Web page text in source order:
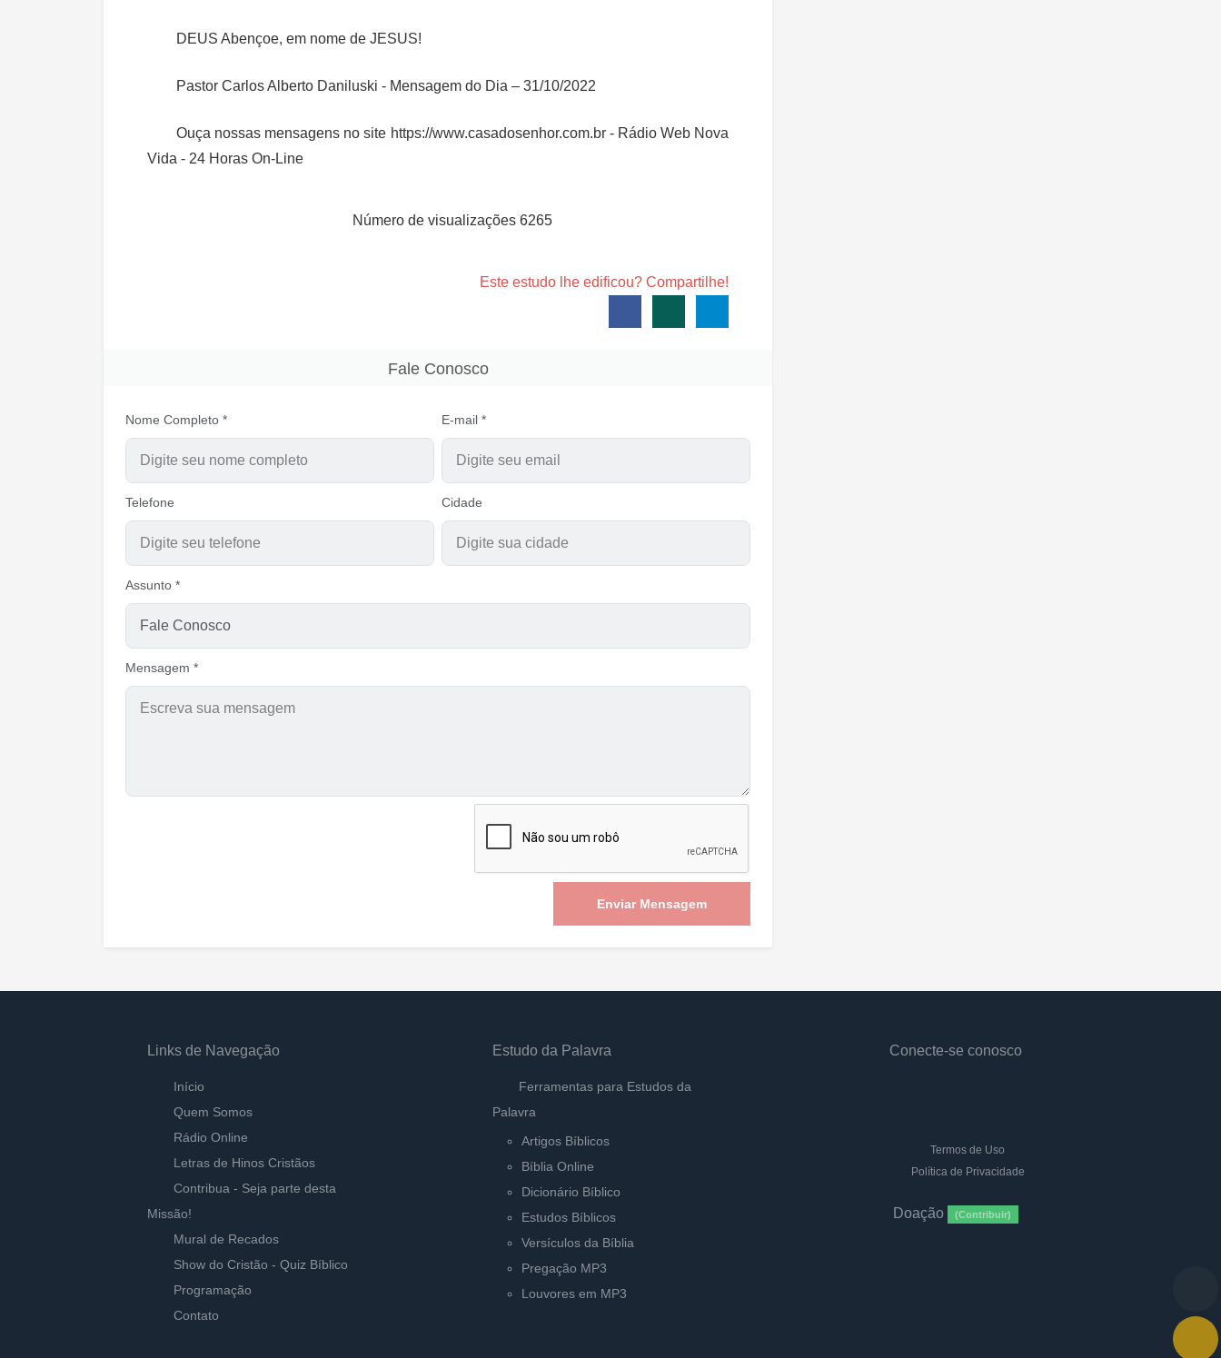
DEUS Abençoe, em nome de JESUS!
Pastor Carlos Alberto Daniluski - Mensagem do Dia – 31/10/2022
Ouça nossas mensagens no site https://www.casadosenhor.com.br - Rádio Web Nova
Vida - 24 Horas On-Line
Número de visualizações 6265
Este estudo lhe edificou? Compartilhe!
Fale Conosco
Nome Completo * E-mail *
Telefone Cidade
Assunto *
Mensagem *
Enviar Mensagem
Links de Navegação
Início
Quem Somos
Rádio Online
Letras de Hinos Cristãos
Contribua - Seja parte desta
Missão!
Mural de Recados
Show do Cristão - Quiz Bíblico
Programação
Contato
Estudo da Palavra
Ferramentas para Estudos da
Palavra
Artigos Bíblicos
Bíblia Online
Dicionário Bíblico
Estudos Bíblicos
Versículos da Bíblia
Pregação MP3
Louvores em MP3
Conecte-se conosco
Termos de Uso
Política de Privacidade
Doação (Contribuir)